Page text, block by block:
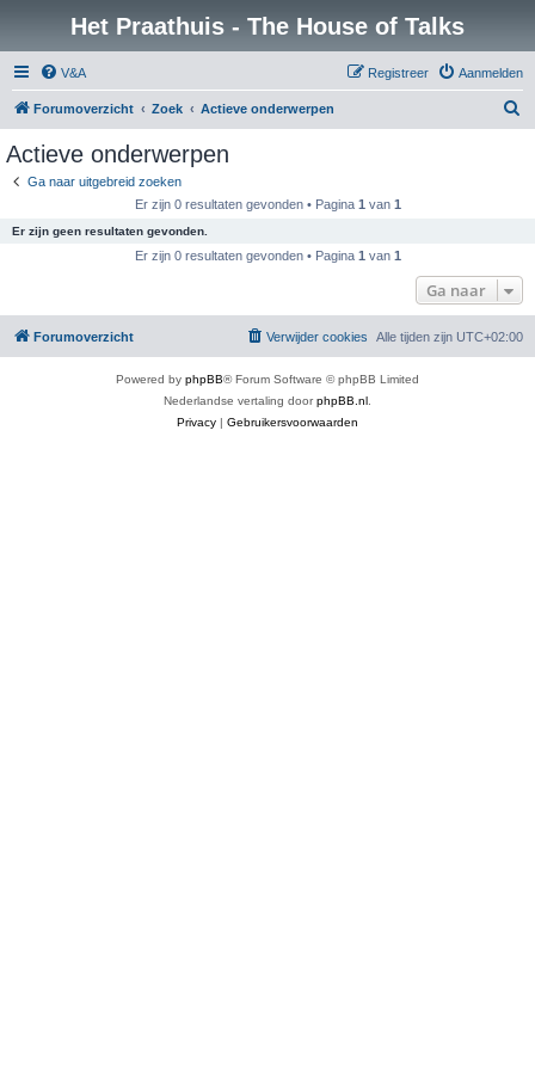
Het Praathuis - The House of Talks
V&A Aanmelden
Registreer
Forumoverzicht Zoek Actieve onderwerpen
Actieve onderwerpen
Ga naar uitgebreid zoeken
Er zijn 0 resultaten gevonden • Pagina 1 van 1
Er zijn geen resultaten gevonden.
Er zijn 0 resultaten gevonden • Pagina 1 van 1
Ga naar
Forumoverzicht Alle tijden zijn UTC+02:00
Verwijder cookies
Powered by phpBB® Forum Software © phpBB Limited
Nederlandse vertaling doorphpBB.nl
Privacy | Gebruikersvoorwaarden